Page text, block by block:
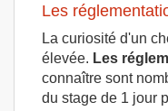
Les
La curiosité d'un
élevée. Les
connaître sont
du stage de 1 jour